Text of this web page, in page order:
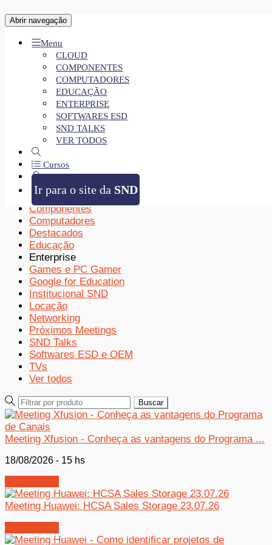
Abrir navegação
Menu
CLOUD
COMPONENTES
COMPUTADORES
EDUCAÇÃO
ENTERPRISE
SOFTWARES ESD
SND TALKS
VER TODOS
Cursos
Entrar
Ir para o site da SND
Entre com a sua conta
Esqueceu?
Não possui conta?CRIAR CONTA
Categorias
Cibersegurança
Cloud
Colaboração
Componentes
Computadores
Destacados
Educação
Enterprise
Games e PC Gamer
Google for Education
Institucional SND
Locação
Networking
Próximos Meetings
SND Talks
Softwares ESD e OEM
TVs
Ver todos
Meeting Xfusion - Conheça as vantagens do Programa ...
18/08/2026 - 15 hs
Meeting Huawei: HCSA Sales Storage 23.07.26